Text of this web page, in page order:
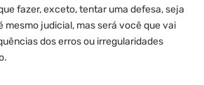
fazer, exceto, tentar uma defesa, seja
mesmo judicial, mas será você que vai
dos erros ou irregularidades